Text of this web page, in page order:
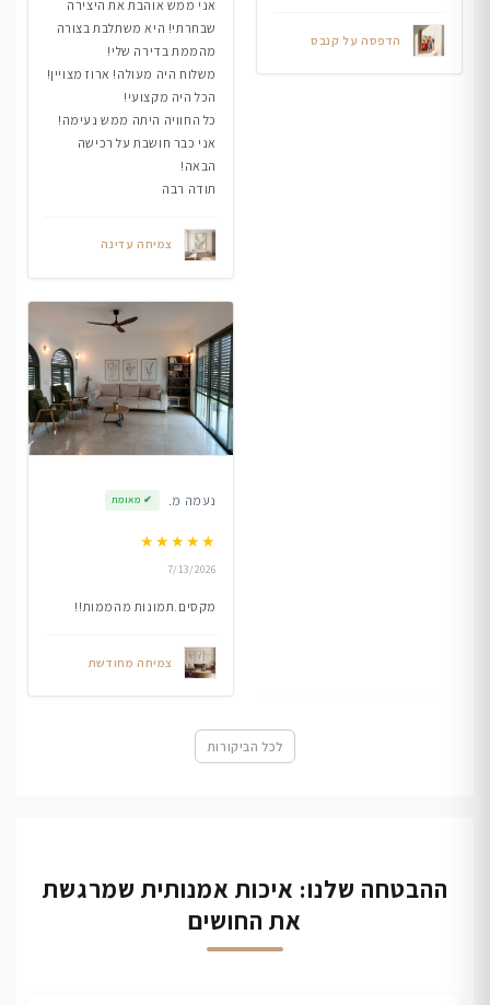
הדפסה על קנבס
אני ממש אוהבת את היצירה
שבחרתי! היא משתלבת בצורה
מהממת בדירה שלי!
משלוח היה מעולה! ארוז מצויין!
הכל היה מקצועי!
כל החוויה היתה ממש נעימה!
אני כבר חושבת על רכישה
הבאה!
תודה רבה
צמיחה עדינה
נעמה מ. ✔ מאומת
★★★★★
7/13/2026
מקסים.תמונות מהממות!!
צמיחה מחודשת
לכל הביקורות
ההבטחה שלנו: איכות אמנותית שמרגשת
את החושים